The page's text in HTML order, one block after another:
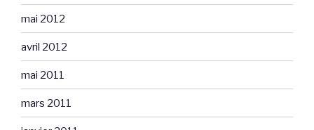
mai 2012
avril 2012
mai 2011
mars 2011